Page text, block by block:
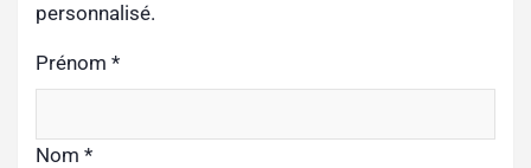
personnalisé.
Prénom *
Nom *